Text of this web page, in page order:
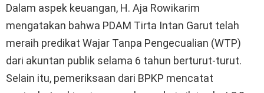
Dalam aspek keuangan, H. Aja Rowikarim
mengatakan bahwa PDAM Tirta Intan Garut telah
meraih predikat Wajar Tanpa Pengecualian (WTP)
dari akuntan publik selama 6 tahun berturut-turut.
Selain itu, pemeriksaan dari BPKP mencatat